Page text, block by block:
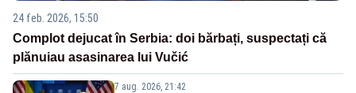
24 feb. 2026, 15:50
Complot dejucat în Serbia: doi bărbați, suspectați că
plănuiau asasinarea lui Vučić
7 aug. 2026, 21:42